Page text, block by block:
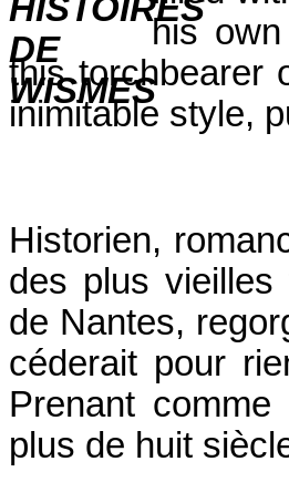
his
this torchbearer
inimitable style,
Historien,
des plus
de Nantes,
céderait pour
Prenant
plus de huit